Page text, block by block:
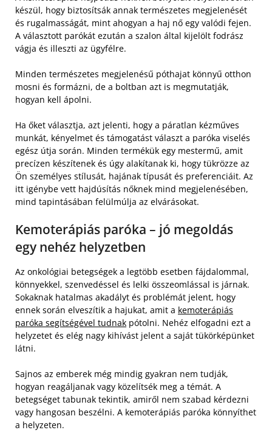
készül, hogy biztosítsák annak természetes megjelenését
és rugalmasságát, mint ahogyan a haj nő egy valódi fejen.
A választott parókát ezután a szalon által kijelölt fodrász
vágja és illeszti az ügyfélre.
Minden természetes megjelenésű póthajat könnyű otthon
mosni és formázni, de a boltban azt is megmutatják,
hogyan kell ápolni.
Ha őket választja, azt jelenti, hogy a páratlan kézműves
munkát, kényelmet és támogatást választ a paróka viselés
egész útja során. Minden termékük egy mestermű, amit
precízen készítenek és úgy alakítanak ki, hogy tükrözze az
Ön személyes stílusát, hajának típusát és preferenciáit. Az
itt igénybe vett hajdúsítás nőknek mind megjelenésében,
mind tapintásában felülmúlja az elvárásokat.
Kemoterápiás paróka – jó megoldás
egy nehéz helyzetben
Az onkológiai betegségek a legtöbb esetben fájdalommal,
könnyekkel, szenvedéssel és lelki összeomlással is járnak.
Sokaknak hatalmas akadályt és problémát jelent, hogy
ennek során elveszítik a hajukat, amit a kemoterápiás
paróka segítségével tudnak pótolni. Nehéz elfogadni ezt a
helyzetet és elég nagy kihívást jelent a saját tükörképünket
látni.
Sajnos az emberek még mindig gyakran nem tudják,
hogyan reagáljanak vagy közelítsék meg a témát. A
betegséget tabunak tekintik, amiről nem szabad kérdezni
vagy hangosan beszélni. A kemoterápiás paróka könnyíthet
a helyzeten.